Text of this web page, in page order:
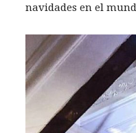
navidades en el